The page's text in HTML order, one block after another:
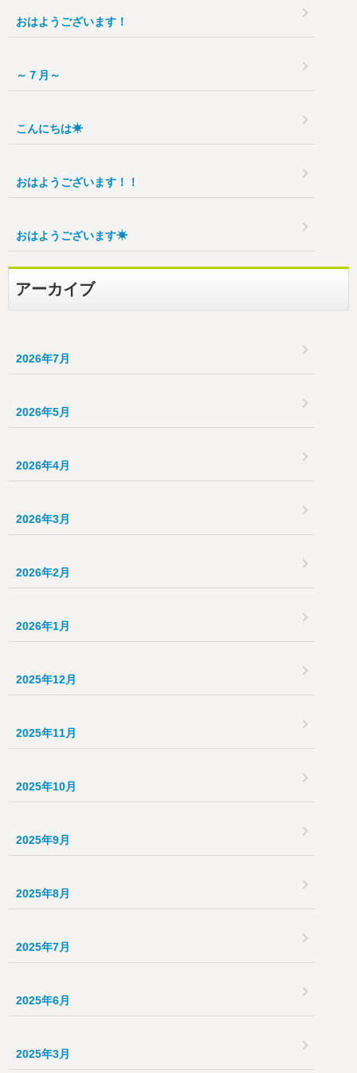
おはようございます！
～７月～
こんにちは☀
おはようございます！！
おはようございます☀
アーカイブ
2026年7月
2026年5月
2026年4月
2026年3月
2026年2月
2026年1月
2025年12月
2025年11月
2025年10月
2025年9月
2025年8月
2025年7月
2025年6月
2025年3月